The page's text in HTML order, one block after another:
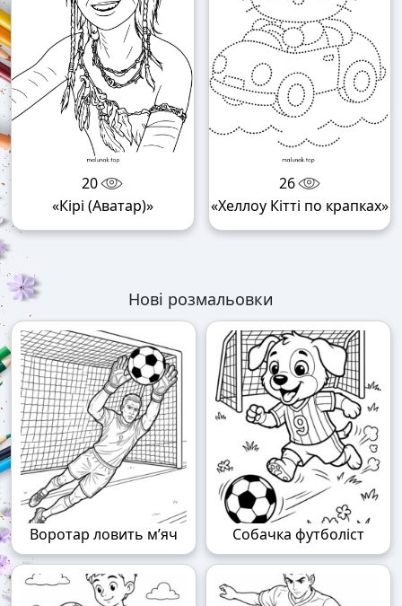
20
«Кірі (Аватар)»
26
«Хеллоу Кітті по крапках»
Нові розмальовки
Воротар ловить м’яч Собачка футболіст